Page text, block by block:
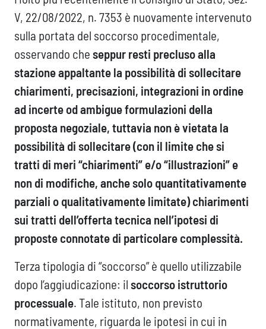
V, 22/08/2022, n. 7353 è nuovamente intervenuto
sulla portata del soccorso procedimentale,
osservando che seppur resti precluso alla
stazione appaltante la possibilità di sollecitare
chiarimenti, precisazioni, integrazioni in ordine
ad incerte od ambigue formulazioni della
proposta negoziale, tuttavia non è vietata la
possibilità di sollecitare (con il limite che si
tratti di meri “chiarimenti” e/o “illustrazioni” e
non di modifiche, anche solo quantitativamente
parziali o qualitativamente limitate) chiarimenti
sui tratti dell’offerta tecnica nell’ipotesi di
proposte connotate di particolare complessità.
Terza tipologia di “soccorso” è quello utilizzabile
dopo l’aggiudicazione: il soccorso istruttorio
processuale. Tale istituto, non previsto
normativamente, riguarda le ipotesi in cui in